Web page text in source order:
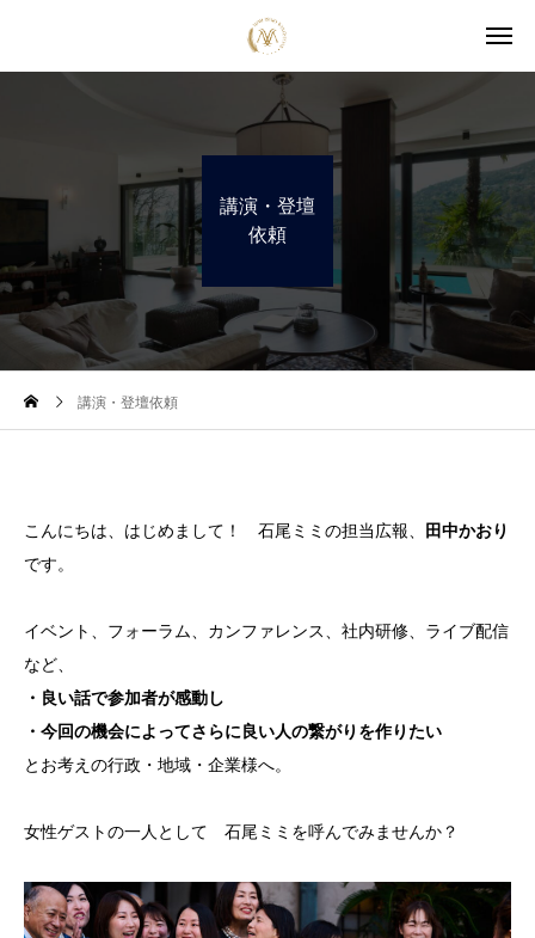
講演・登壇
依頼
講演・登壇依頼
こんにちは、はじめまして！ 石尾ミミの担当広報、
田中かおり
です。
イベント、フォーラム、カンファレンス、社内研修、ライブ配信
など、
・良い話で参加者が感動し
・今回の機会によってさらに良い人の繋がりを作りたい
とお考えの行政・地域・企業様へ。
女性ゲストの一人として 石尾ミミを呼んでみませんか？